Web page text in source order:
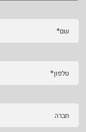
שם*
טלפון*
חברה